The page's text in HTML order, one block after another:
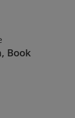
Book